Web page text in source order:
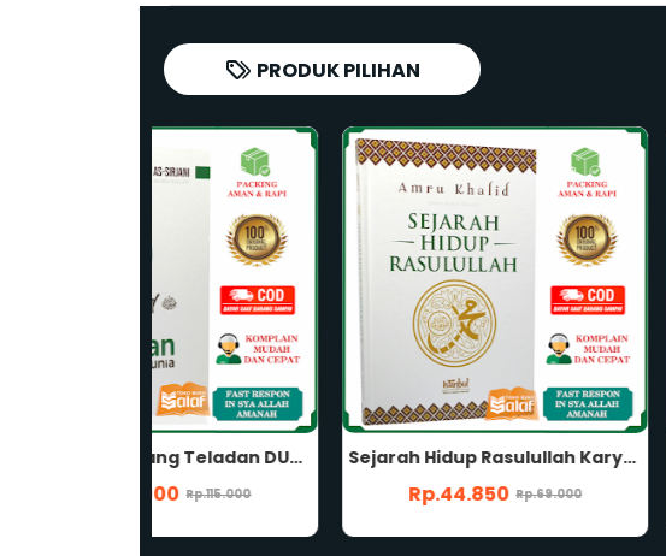
PRODUK PILIHAN
Sejarah Hidup Rasulullah Karya Amru Khalid Penerbit Istanbul Buku Biografi Nabi Muhammad Lengkap
Rp.44.850 Rp.128.700